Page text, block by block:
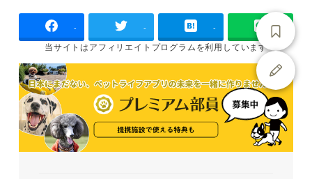
- - -
当サイトはアフィリエイトプログラムを利用しています